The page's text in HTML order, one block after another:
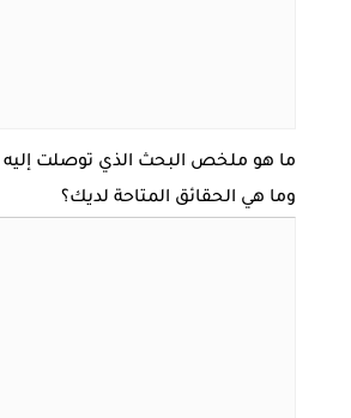
ما هو ملخص البحث الذي توصلت إليه
وما هي الحقائق المتاحة لديك؟